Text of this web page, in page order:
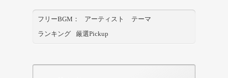
フリーBGM： アーティスト テーマ
ランキング 厳選Pickup